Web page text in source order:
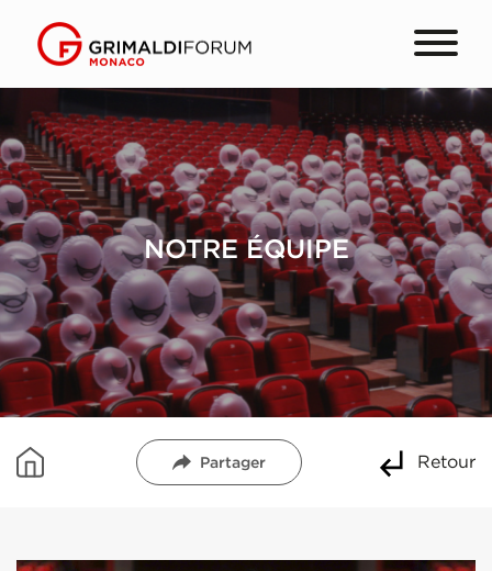
NOTRE ÉQUIPE
Partager Retour